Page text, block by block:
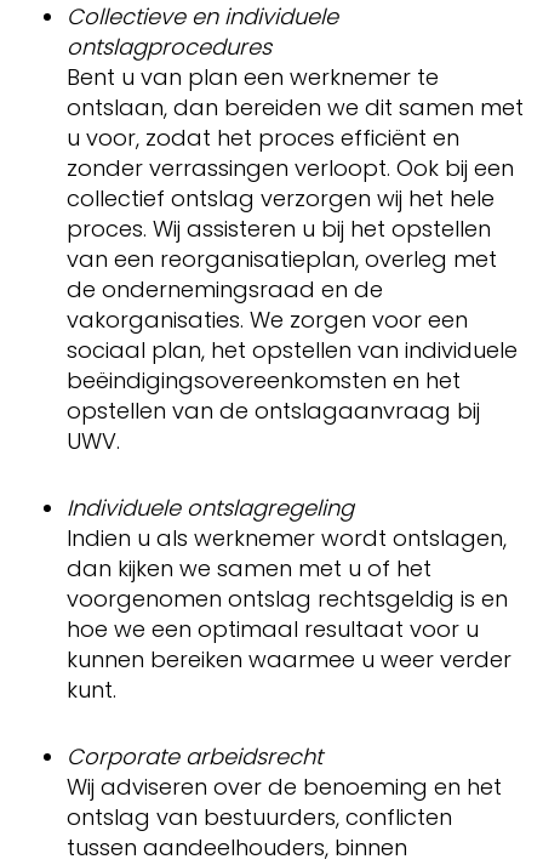
Collectieve en individuele
ontslagprocedures
Bent u van plan een werknemer te
ontslaan, dan bereiden we dit samen met
u voor, zodat het proces efficiënt en
zonder verrassingen verloopt. Ook bij een
collectief ontslag verzorgen wij het hele
proces. Wij assisteren u bij het opstellen
van een reorganisatieplan, overleg met
de ondernemingsraad en de
vakorganisaties. We zorgen voor een
sociaal plan, het opstellen van individuele
beëindigingsovereenkomsten en het
opstellen van de ontslagaanvraag bij
UWV.
Individuele ontslagregeling
Indien u als werknemer wordt ontslagen,
dan kijken we samen met u of het
voorgenomen ontslag rechtsgeldig is en
hoe we een optimaal resultaat voor u
kunnen bereiken waarmee u weer verder
kunt.
Corporate arbeidsrecht
Wij adviseren over de benoeming en het
ontslag van bestuurders, conflicten
tussen aandeelhouders, binnen